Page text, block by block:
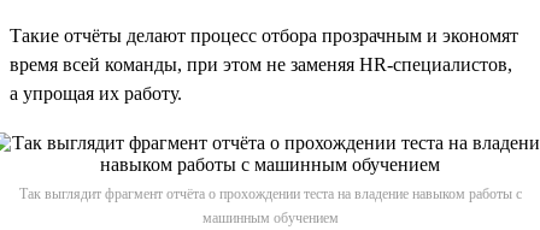
Такие отчёты делают процесс отбора прозрачным и экономят
время всей команды, при этом не заменяя HR-специалистов,
а упрощая их работу.
Так выглядит фрагмент отчёта о прохождении теста на владение навыком работы с
машинным обучением